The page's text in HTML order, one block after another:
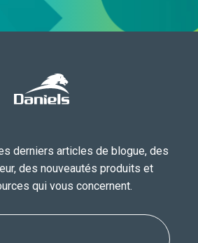
derniers articles de blogue, des
des nouveautés produits et
qui vous concernent.